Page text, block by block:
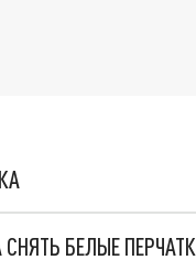
БЕЛЫЕ